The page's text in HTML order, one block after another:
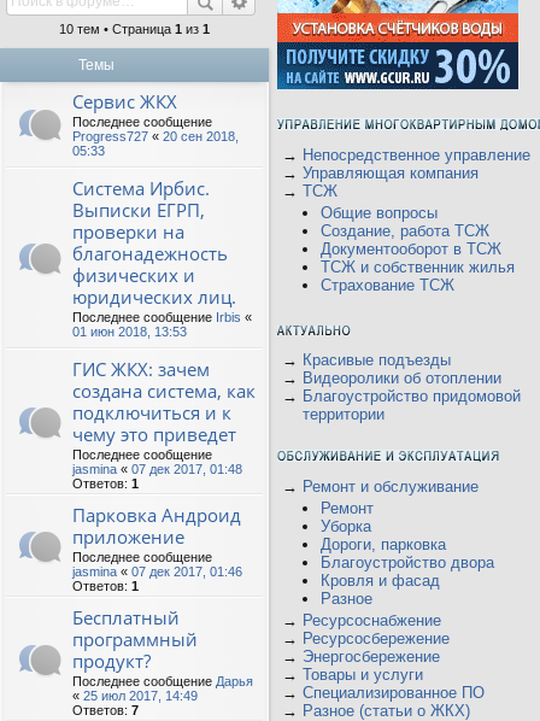
10 тем • Страница 1 из 1
Темы
Сервис ЖКХ
Последнее сообщение
Progress727 « 20 сен 2018,
05:33
Система Ирбис.
Выписки ЕГРП,
проверки на
благонадежность
физических и
юридических лиц.
Последнее сообщение Irbis «
01 июн 2018, 13:53
ГИС ЖКХ: зачем
создана система, как
подключиться и к
чему это приведет
Последнее сообщение
jasmina « 07 дек 2017, 01:48
Ответов: 1
Парковка Андроид
приложение
Последнее сообщение
jasmina « 07 дек 2017, 01:46
Ответов: 1
Бесплатный
программный
продукт?
Последнее сообщение Дарья
« 25 июл 2017, 14:49
Ответов: 7
→ Непосредственное управление
→ Управляющая компания
→ ТСЖ
Общие вопросы
Создание, работа ТСЖ
Документооборот в ТСЖ
ТСЖ и собственник жилья
Страхование ТСЖ
→ Красивые подъезды
→ Видеоролики об отоплении
→ Благоустройство придомовой
территории
→ Ремонт и обслуживание
Ремонт
Уборка
Дороги, парковка
Благоустройство двора
Кровля и фасад
Разное
→ Ресурсоснабжение
→ Ресурсосбережение
→ Энергосбережение
→ Товары и услуги
→ Специализированное ПО
→ Разное (статьи о ЖКХ)